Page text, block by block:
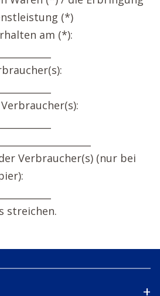
(*)
am (*):
Verbraucher(s) (nur bei
streichen.